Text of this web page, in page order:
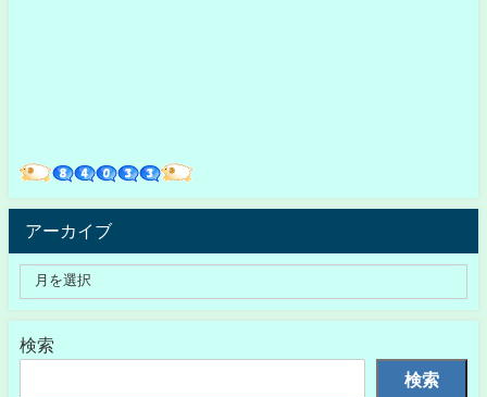
アーカイブ
検索
検索